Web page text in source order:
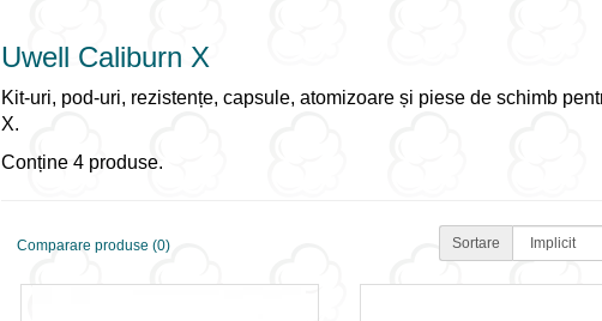
Uwell Caliburn X
Kit-uri, pod-uri, rezistențe, capsule, atomizoare și piese de schimb
X.
Conține 4 produse.
Comparare produse (0) Sortare